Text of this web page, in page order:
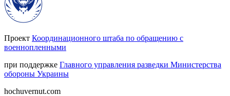
Проект Координационного штаба по обращению с
военнопленными
при поддержке Главного управления разведки Министерства
обороны Украины
hochuvernut.com